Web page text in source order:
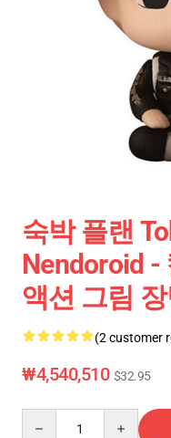
숙박 플랜
Nendoroid -
액션 그림
(2 customer
₩4,540,510 $32.95